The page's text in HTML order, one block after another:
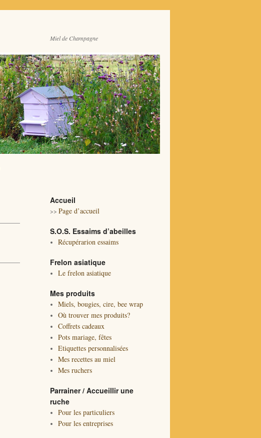
Miel de Champagne
Accueil
>> Page d’accueil
S.O.S. Essaims d’abeilles
Récupérarion essaims
Frelon asiatique
Le frelon asiatique
Mes produits
Miels, bougies, cire, bee wrap
Où trouver mes produits?
Coffrets cadeaux
Pots mariage, fêtes
Etiquettes personnalisées
Mes recettes au miel
Mes ruchers
Parrainer / Accueillir une
ruche
Pour les particuliers
Pour les entreprises